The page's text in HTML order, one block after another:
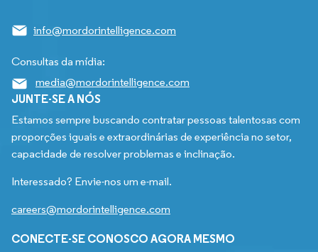
info@mordorintelligence.com
Consultas da mídia:
media@mordorintelligence.com
JUNTE-SE A NÓS
Estamos sempre buscando contratar pessoas talentosas com
proporções iguais e extraordinárias de experiência no setor,
capacidade de resolver problemas e inclinação.
Interessado? Envie-nos um e-mail.
careers@mordorintelligence.com
CONECTE-SE CONOSCO AGORA MESMO